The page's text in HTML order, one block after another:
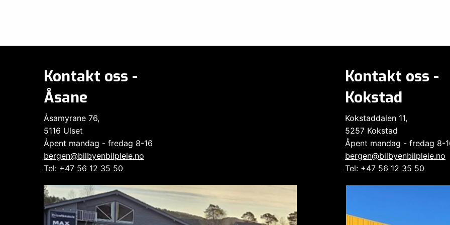
Kontakt oss -
Åsane
Åsamyrane 76,
5116 Ulset
Åpent mandag - fredag 8-16
bergen@bilbyenbilpleie.no
Tel: +47 56 12 35 50
Kontakt oss -
Kokstad
Kokstaddalen 11,
5257 Kokstad
Åpent mandag - fredag 8-
bergen@bilbyenbilpleie.no
Tel: +47 56 12 35 50